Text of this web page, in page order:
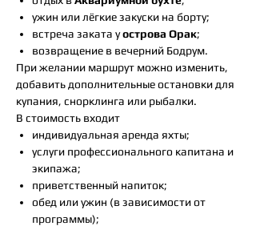
ужин или лёгкие закуски на борту;
встреча заката уострова Орак;
возвращение в вечерний Бодрум.
При желании маршрут можно изменить,
добавить дополнительные остановки для
купания, снорклинга или рыбалки.
В стоимость входит
индивидуальная аренда яхты;
услуги профессионального капитана и
экипажа;
приветственный напиток;
обед или ужин (в зависимости от
программы);